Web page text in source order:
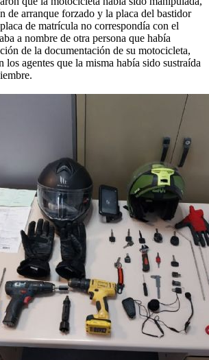
de arranque forzado y la placa del bastidor
de matrícula no correspondía con el
a nombre de otra persona que había
de la documentación de su motocicleta,
los agentes que la misma había sido sustraída